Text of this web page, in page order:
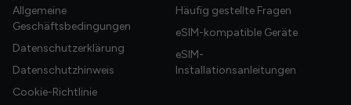
Allgemeine
Geschäftsbedingungen
Datenschutzerklärung
Datenschutzhinweis
Cookie-Richtlinie
Häufig gestellte Fragen
eSIM-kompatible Geräte
eSIM-
Installationsanleitungen